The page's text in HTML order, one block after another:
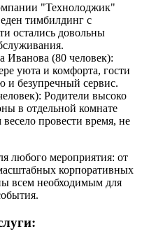
"Технолоджик"
тимбилдинг с
остались довольны
(80 человек):
уюта и комфорта, гости
и безупречный сервис.
Родители высоко
в отдельной комнате
провести время, не
любого мероприятия: от
корпоративных
всем необходимым для